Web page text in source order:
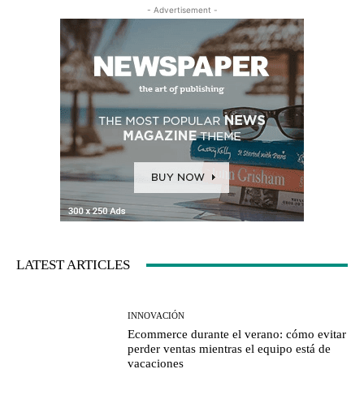
- Advertisement -
LATEST ARTICLES
INNOVACIÓN
Ecommerce durante el verano: cómo evitar
perder ventas mientras el equipo está de
vacaciones